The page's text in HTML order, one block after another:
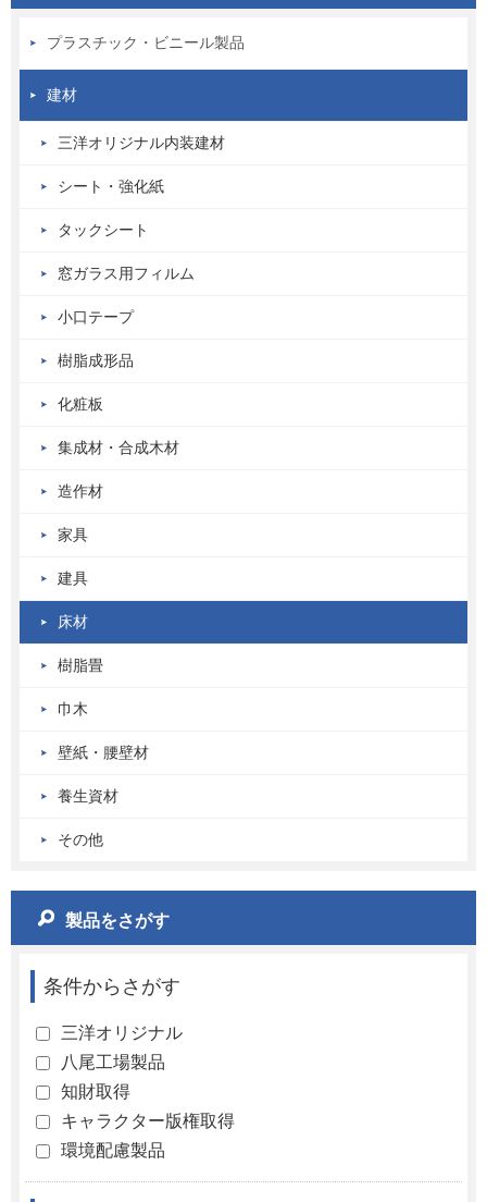
プラスチック・ビニール製品
建材
三洋オリジナル内装建材
シート・強化紙
タックシート
窓ガラス用フィルム
小口テープ
樹脂成形品
化粧板
集成材・合成木材
造作材
家具
建具
床材
樹脂畳
巾木
壁紙・腰壁材
養生資材
その他
製品をさがす
条件からさがす
三洋オリジナル
八尾工場製品
知財取得
キャラクター版権取得
環境配慮製品